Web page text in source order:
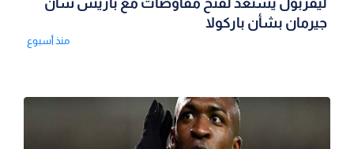
ليفربول يستعد لفتح مفاوضات مع باريس سان
جيرمان بشأن باركولا
منذ أسبوع